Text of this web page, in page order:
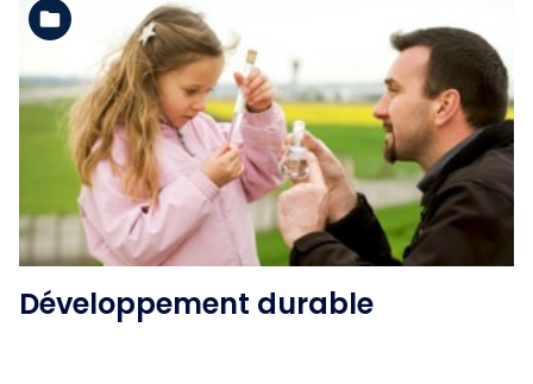
Voir l'album
Développement durable